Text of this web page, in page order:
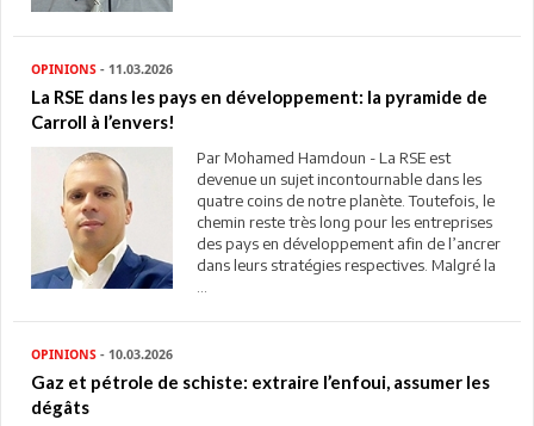
OPINIONS - 11.03.2026
La RSE dans les pays en développement: la pyramide de
Carroll à l’envers!
Par Mohamed Hamdoun - La RSE est
devenue un sujet incontournable dans les
quatre coins de notre planète. Toutefois, le
chemin reste très long pour les entreprises
des pays en développement afin de l’ancrer
dans leurs stratégies respectives. Malgré la
...
OPINIONS - 10.03.2026
Gaz et pétrole de schiste: extraire l’enfoui, assumer les
dégâts